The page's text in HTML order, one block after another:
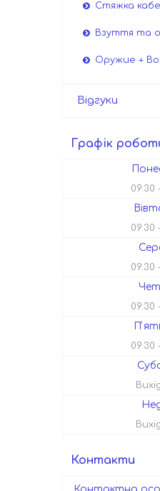
Стяжка
Взуття та
Оружие +
Відгуки
Графік
09:30
09:30
09:30
09:30
09:30
Контакти